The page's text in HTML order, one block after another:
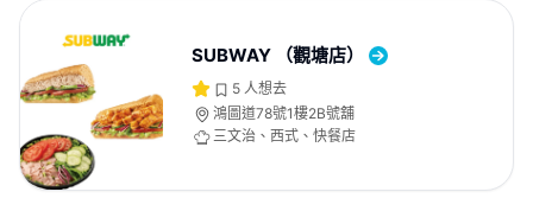
SUBWAY （觀塘店）
5 人想去
鴻圖道78號1樓2B號舖
三文治、西式、快餐店